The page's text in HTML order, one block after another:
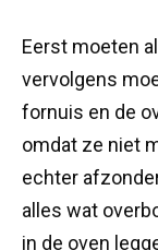
Eerst moeten
vervolgens
fornuis en de
omdat ze niet
echter
alles wat
in de oven